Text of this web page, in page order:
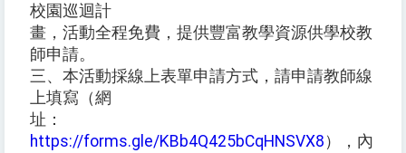
校園巡迴計
畫，活動全程免費，提供豐富教學資源供學校教
師申請。
三、本活動採線上表單申請方式，請申請教師線
上填寫（網
址：
https://forms.gle/KBb4Q425bCqHNSVX8 ），內